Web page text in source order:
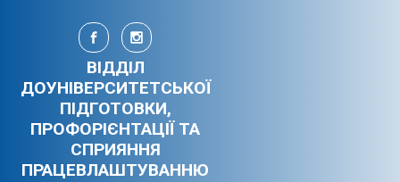
Skip to main content
ВІДДІЛ
ДОУНІВЕРСИТЕТСЬКОЇ
ПІДГОТОВКИ,
ПРОФОРІЄНТАЦІЇ ТА
СПРИЯННЯ
ПРАЦЕВЛАШТУВАННЮ